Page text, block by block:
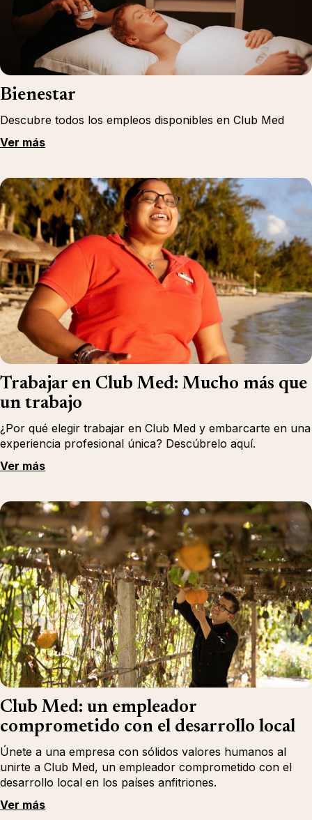
Bienestar
Descubre todos los empleos disponibles en Club Med
Ver más
Trabajar en Club Med: Mucho más que
un trabajo
¿Por qué elegir trabajar en Club Med y embarcarte en una
experiencia profesional única? Descúbrelo aquí.
Ver más
Club Med: un empleador
comprometido con el desarrollo local
Únete a una empresa con sólidos valores humanos al
unirte a Club Med, un empleador comprometido con el
desarrollo local en los países anfitriones.
Ver más